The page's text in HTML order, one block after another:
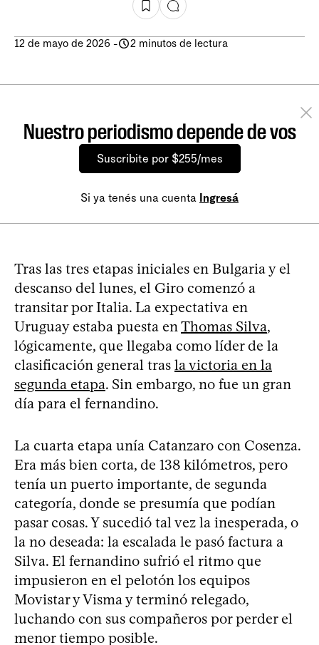
12 de mayo de 2026 - 2 minutos de lectura
Nuestro periodismo depende de vos
Suscribite por $255/mes
Si ya tenés una cuenta Ingresá
Tras las tres etapas iniciales en Bulgaria y el
descanso del lunes, el Giro comenzó a
transitar por Italia. La expectativa en
Uruguay estaba puesta en Thomas Silva,
lógicamente, que llegaba como líder de la
clasificación general tras la victoria en la
segunda etapa. Sin embargo, no fue un gran
día para el fernandino.
La cuarta etapa unía Catanzaro con Cosenza.
Era más bien corta, de 138 kilómetros, pero
tenía un puerto importante, de segunda
categoría, donde se presumía que podían
pasar cosas. Y sucedió tal vez la inesperada, o
la no deseada: la escalada le pasó factura a
Silva. El fernandino sufrió el ritmo que
impusieron en el pelotón los equipos
Movistar y Visma y terminó relegado,
luchando con sus compañeros por perder el
menor tiempo posible.